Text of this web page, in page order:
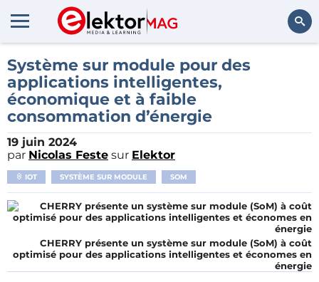
Système sur module pour des
applications intelligentes,
économique et à faible
consommation d’énergie
19 juin 2024
par Nicolas Feste sur Elektor
IOT SYSTÈME SUR MODULE SOM
CHERRY présente un système sur module (SoM) à coût
optimisé pour des applications intelligentes et économes en
énergie